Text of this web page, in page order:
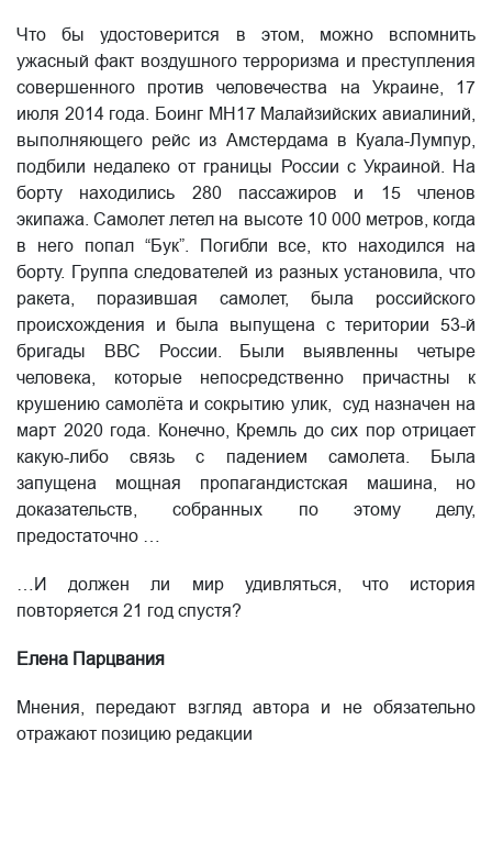
Что бы удостоверится в этом, можно вспомнить
ужасный факт воздушного терроризма и преступления
совершенного против человечества на Украине, 17
июля 2014 года. Боинг MH17 Малайзийских авиалиний,
выполняющего рейс из Амстердама в Куала-Лумпур,
подбили недалеко от границы России с Украиной. На
борту находились 280 пассажиров и 15 членов
экипажа. Самолет летел на высоте 10 000 метров, когда
в него попал “Бук”. Погибли все, кто находился на
борту. Группа следователей из разных установила, что
ракета, поразившая самолет, была российского
происхождения и была выпущена с територии 53-й
бригады ВВС России. Были выявленны четыре
человека, которые непосредственно причастны к
крушению самолёта и сокрытию улик, суд назначен на
март 2020 года. Конечно, Кремль до сих пор отрицает
какую-либо связь с падением самолета. Была
запущена мощная пропагандистская машина, но
доказательств, собранных по этому делу,
предостаточно …
…И должен ли мир удивляться, что история
повторяется 21 год спустя?
Елена Парцвания
Мнения, передают взгляд автора и не обязательно
отражают позицию редакции